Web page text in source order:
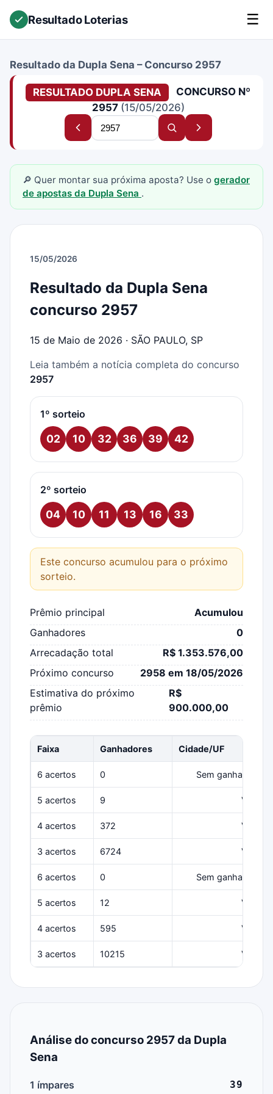
Resultado Loterias ☰
Resultado da Dupla Sena – Concurso 2957
RESULTADO DUPLA SENA
CONCURSO Nº
2957 (15/05/2026)
Concurso
Buscar
Buscar
concurso
Próximo
🔎 Quer montar sua próxima aposta? Use o gerador
de apostas da Dupla Sena .
15/05/2026
Resultado da Dupla Sena
concurso 2957
15 de Maio de 2026 · SÃO PAULO, SP
Leia também a notícia completa do concurso
2957
1º sorteio
02 10 32 36 39 42
2º sorteio
04 10 11 13 16 33
Este concurso acumulou para o próximo
sorteio.
Prêmio principal
Acumulou
Ganhadores
0
Arrecadação total
R$ 1.353.576,00
Próximo concurso
2958 em 18/05/2026
Estimativa do próximo
prêmio
R$
900.000,00
Faixa Ganhadores Cidade/UF
6 acertos 0 Sem ganhadores
5 acertos 9 Várias
4 acertos 372 Várias
3 acertos 6724 Várias
6 acertos 0 Sem ganhadores
5 acertos 12 Várias
4 acertos 595 Várias
3 acertos 10215 Várias
Análise do concurso 2957 da Dupla
Sena
1 ímpares 39